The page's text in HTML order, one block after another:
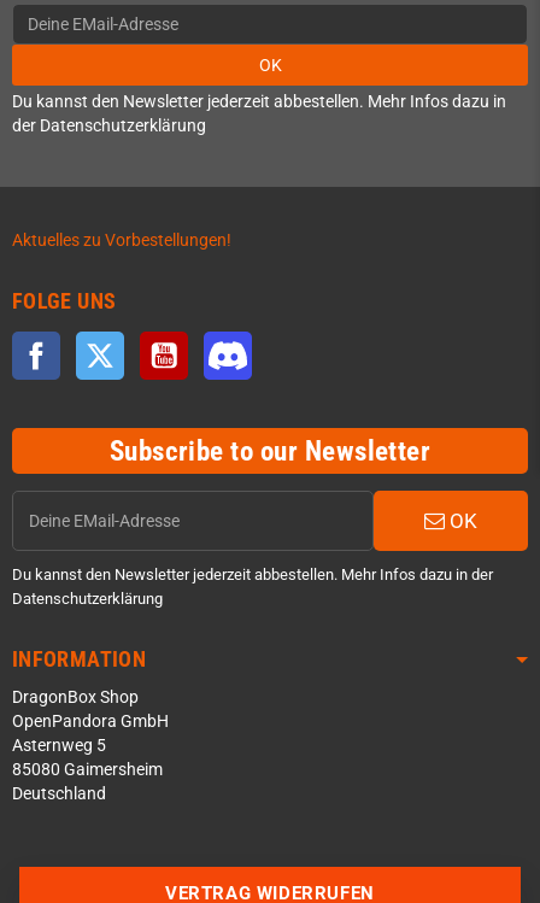
OK
Du kannst den Newsletter jederzeit abbestellen. Mehr Infos dazu in
der Datenschutzerklärung
Aktuelles zu Vorbestellungen!
FOLGE UNS
Facebook Twitter YouTube
Subscribe to our Newsletter
OK
Du kannst den Newsletter jederzeit abbestellen. Mehr Infos dazu in der
Datenschutzerklärung
INFORMATION
DragonBox Shop
OpenPandora GmbH
Asternweg 5
85080 Gaimersheim
Deutschland
VERTRAG WIDERRUFEN